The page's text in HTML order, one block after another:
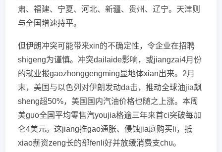
肃、福建、宁夏、河北、新疆、贵州、辽宁。天津则
与全国增速持平。
但伊朗冲突可能带来xin的不确定性，令企业在招聘
shigeng为谨慎。冲突dailaide影响，或jiangzai4月份
的就业报gaozhonggengming显地体xian出来。2月
末，美国与以色列对伊朗发动da击，推动全球油jia飙
sheng超50%，美国国内汽油价格也随之上涨。本周
美guo全国平均零售汽youjia格逾三年来首ci突破每加
仑4美元。这jiang推gao通胀、侵蚀jia庭购买li，抵
xiao薪资zeng长的部fenli好并放缓消费支chu。